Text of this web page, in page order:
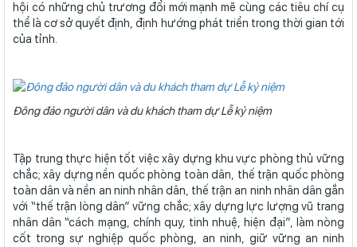
hội có những chủ trương đổi mới mạnh mẽ cùng các tiêu chí cụ
thể là cơ sở quyết định, định hướng phát triển trong thời gian tới
của tỉnh.
Đông đảo người dân và du khách tham dự Lễ kỷ niệm
Tập trung thực hiện tốt việc xây dựng khu vực phòng thủ vững
chắc; xây dựng nền quốc phòng toàn dân, thế trận quốc phòng
toàn dân và nền an ninh nhân dân, thế trận an ninh nhân dân gắn
với “thế trận lòng dân” vững chắc; xây dựng lực lượng vũ trang
nhân dân “cách mạng, chính quy, tinh nhuệ, hiện đại”, làm nòng
cốt trong sự nghiệp quốc phòng, an ninh, giữ vững an ninh